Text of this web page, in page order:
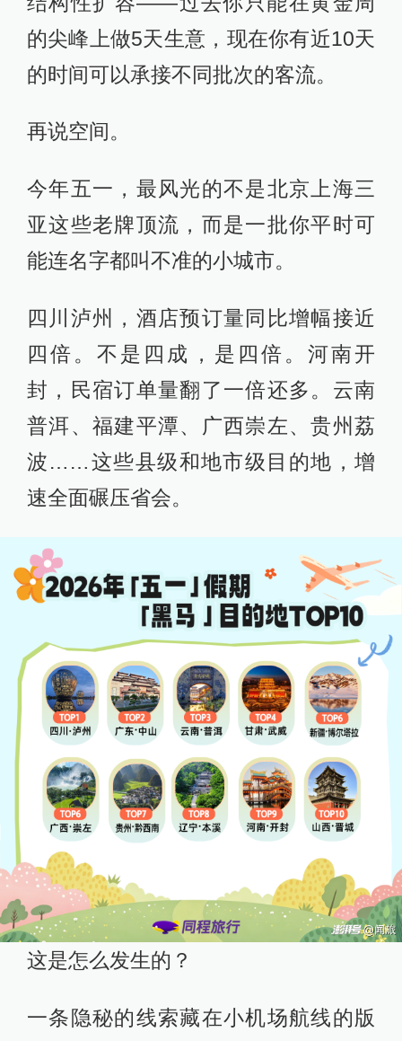
的尖峰上做5天生意，现在你有近10天
的时间可以承接不同批次的客流。
再说空间。
今年五一，最风光的不是北京上海三
亚这些老牌顶流，而是一批你平时可
能连名字都叫不准的小城市。
四川泸州，酒店预订量同比增幅接近
四倍。不是四成，是四倍。河南开
封，民宿订单量翻了一倍还多。云南
普洱、福建平潭、广西崇左、贵州荔
波……这些县级和地市级目的地，增
速全面碾压省会。
这是怎么发生的？
一条隐秘的线索藏在小机场航线的版